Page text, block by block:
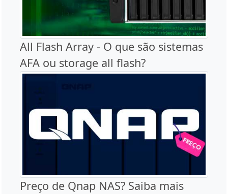
All Flash Array - O que são sistemas
AFA ou storage all flash?
Preço de Qnap NAS? Saiba mais